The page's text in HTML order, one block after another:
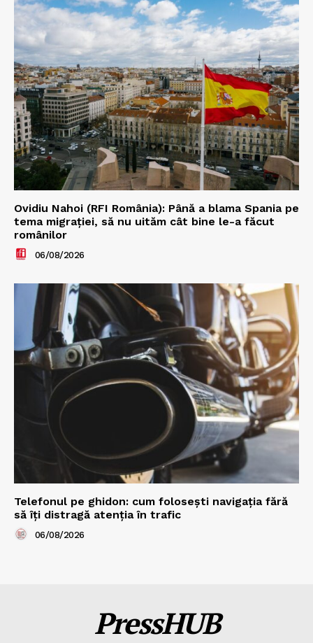
Ovidiu Nahoi (RFI România): Până a blama Spania pe
tema migrației, să nu uităm cât bine le-a făcut
românilor
06/08/2026
Telefonul pe ghidon: cum folosești navigația fără
să îți distragă atenția în trafic
06/08/2026
PressHUB